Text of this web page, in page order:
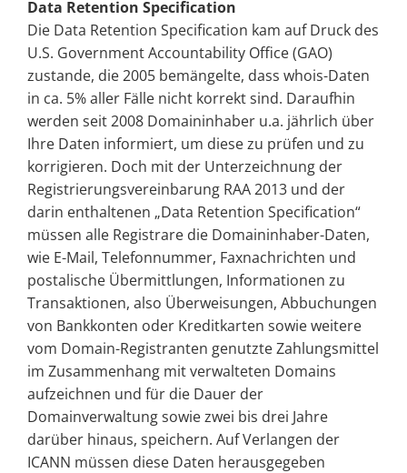
Data Retention Specification
Die Data Retention Specification kam auf Druck des
U.S. Government Accountability Office (GAO)
zustande, die 2005 bemängelte, dass whois-Daten
in ca. 5% aller Fälle nicht korrekt sind. Daraufhin
werden seit 2008 Domaininhaber u.a. jährlich über
Ihre Daten informiert, um diese zu prüfen und zu
korrigieren. Doch mit der Unterzeichnung der
Registrierungsvereinbarung RAA 2013 und der
darin enthaltenen „Data Retention Specification“
müssen alle Registrare die Domaininhaber-Daten,
wie E-Mail, Telefonnummer, Faxnachrichten und
postalische Übermittlungen, Informationen zu
Transaktionen, also Überweisungen, Abbuchungen
von Bankkonten oder Kreditkarten sowie weitere
vom Domain-Registranten genutzte Zahlungsmittel
im Zusammenhang mit verwalteten Domains
aufzeichnen und für die Dauer der
Domainverwaltung sowie zwei bis drei Jahre
darüber hinaus, speichern. Auf Verlangen der
ICANN müssen diese Daten herausgegeben